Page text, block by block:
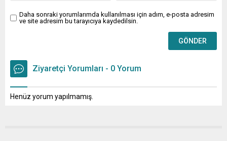
Daha sonraki yorumlarımda kullanılması için adım, e-posta adresim
ve site adresim bu tarayıcıya kaydedilsin.
Ziyaretçi Yorumları - 0 Yorum
Henüz yorum yapılmamış.